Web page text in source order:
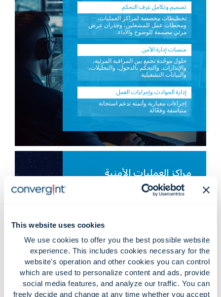
This website uses cookies
We use cookies to offer you the best possible website
experience. This includes cookies necessary for the
website's operation and other cookies you can control
which are used to personalize content and ads, provide
social media features, and analyze our traffic. You can
freely decide and change at any time whether you accept
تصميم وتكامل غرف التحكم
تخطيطات مخصصة لمراكز العمليات،
ومحطات عمل للمشغلين، وجدران عرض
مرئي مصممة للوضوح والأداء.
منصات إدارة الأمن
حلول موحّدة تجمع بين المراقبة المرئية،
والإنذارات، والتحكم بالدخول، والتحليلات،
والبيانات التشغيلية.
إدارة الحوادث وإجراءات العمل
إجراءات معيارية وأتمتة تدعم استجابة
متناسقة وفعّالة.
مراكز العمليات الأمنية
العالمية.
رؤية متعددة المواقع وهيكلة موحدة
بنى مراكز عمليات مترابطة تربط بين
المرافق، والمناطق، والشركاء.
تمكين المراكز عن بُعد والمتنقلة
وصول آمن إلى استخبارات مراكز العمليات